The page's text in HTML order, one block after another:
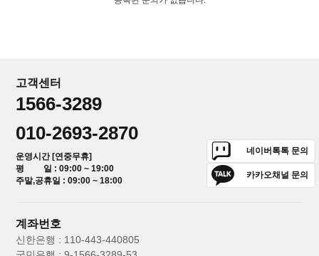
고객센터
1566-3289
010-2693-2870
운영시간 [연중무휴]
평 일 : 09:00 ~ 19:00
주말,공휴일 : 09:00 ~ 18:00
네이버톡톡 문의
카카오채널 문의
계좌번호
신한은행 : 110-443-440805